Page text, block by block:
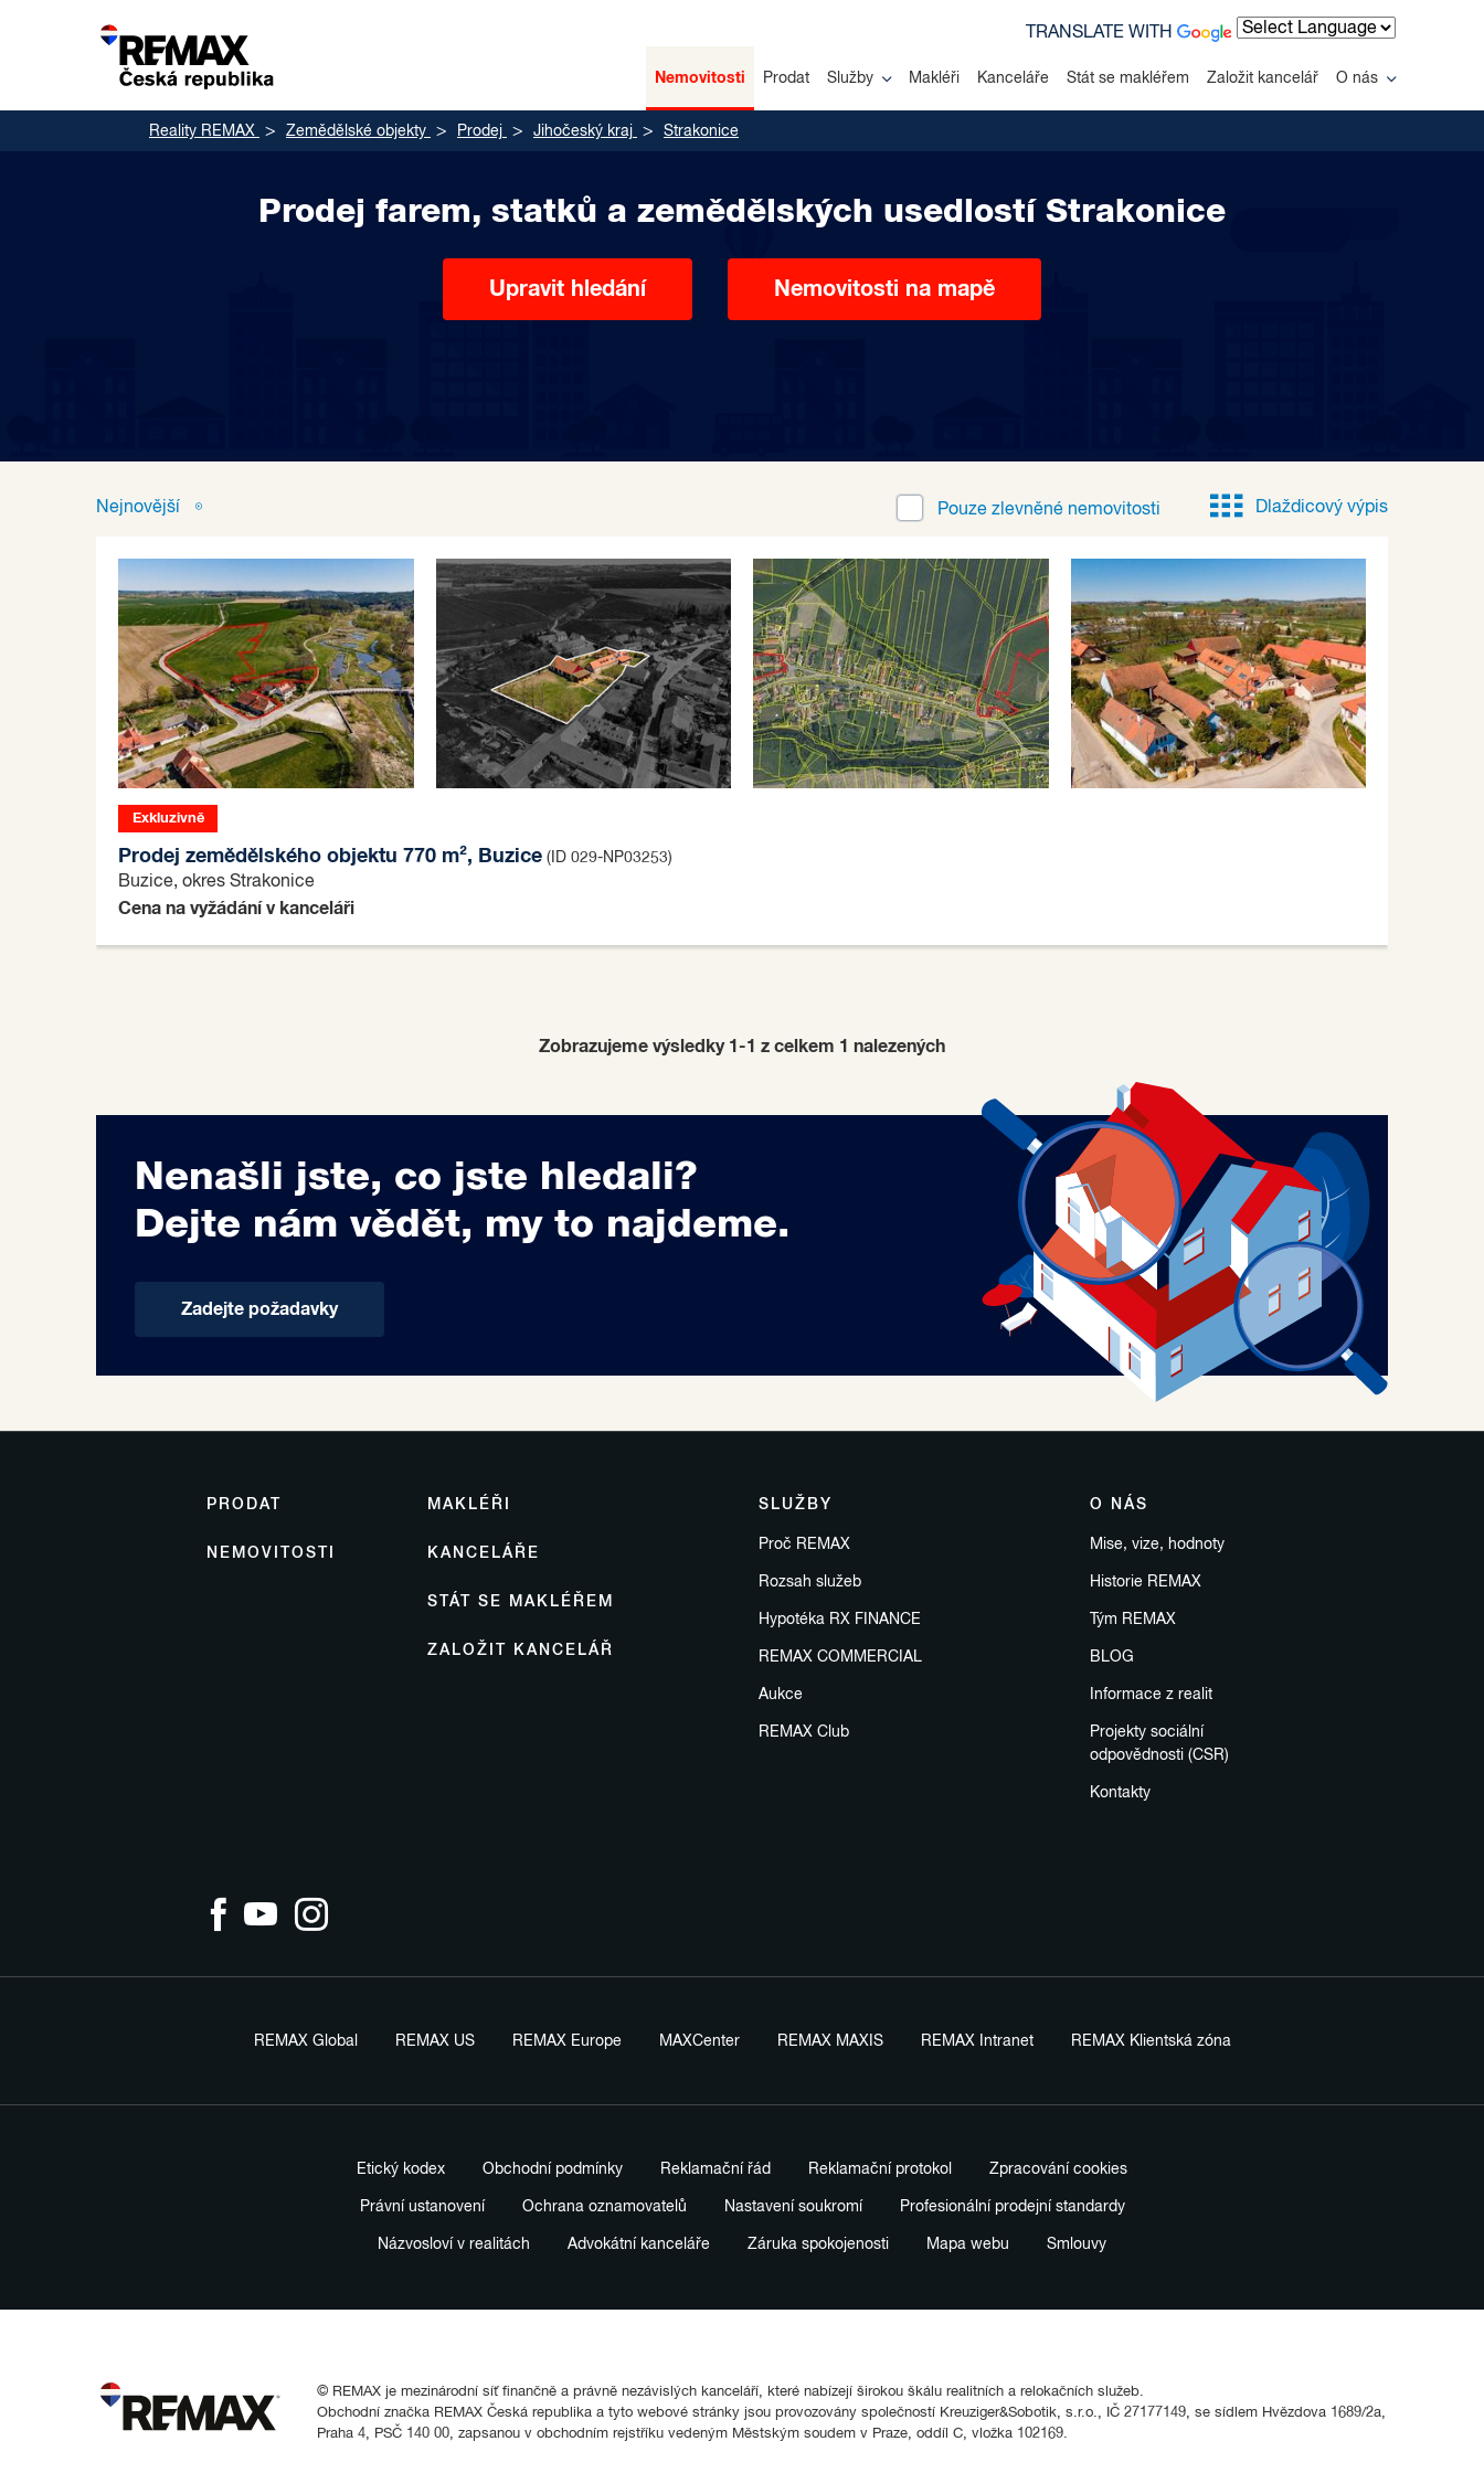
Nemovitosti Prodat Služby Makléři Kanceláře Stát se makléřem Založit kancelář O nás
TRANSLATE WITH
Reality REMAX Zemědělské objekty Prodej Jihočeský kraj Strakonice
Prodej farem, statků a zemědělských usedlostí Strakonice
Upravit hledání Nemovitosti na mapě
Nejnovější Pouze zlevněné nemovitosti Dlaždicový výpis
Exkluzivně
Prodej zemědělského objektu 770 m², Buzice (ID 029-NP03253)
Buzice, okres Strakonice
Cena na vyžádání v kanceláři
Zobrazujeme výsledky 1-1 z celkem 1 nalezených
Nenašli jste, co jste hledali?
Dejte nám vědět, my to najdeme.
Zadejte požadavky
PRODAT
NEMOVITOSTI
SLUŽBY
Proč REMAX
Rozsah služeb
Hypotéka RX FINANCE
REMAX COMMERCIAL
Aukce
REMAX Club
MAKLÉŘI
KANCELÁŘE
STÁT SE MAKLÉŘEM
ZALOŽIT KANCELÁŘ
O NÁS
Mise, vize, hodnoty
Historie REMAX
Tým REMAX
BLOG
Informace z realit
Projekty sociální
odpovědnosti (CSR)
Kontakty
REMAX Global REMAX US REMAX Europe MAXCenter REMAX MAXIS REMAX Intranet REMAX Klientská zóna
Etický kodex Obchodní podmínky Reklamační řád Reklamační protokol Zpracování cookies
Právní ustanovení Ochrana oznamovatelů Nastavení soukromí Profesionální prodejní standardy
Názvosloví v realitách Advokátní kanceláře Záruka spokojenosti Mapa webu Smlouvy
© REMAX je mezinárodní síť finančně a právně nezávislých kanceláří, které nabízejí širokou škálu realitních a relokačních služeb.
Obchodní značka REMAX Česká republika a tyto webové stránky jsou provozovány společností Kreuziger&Sobotik, s.r.o., IČ 27177149, se sídlem Hvězdova 1689/2a,
Praha 4, PSČ 140 00, zapsanou v obchodním rejstříku vedeným Městským soudem v Praze, oddíl C, vložka 102169.